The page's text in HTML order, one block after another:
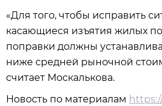
«Для того, чтобы исправить
касающиеся изъятия жилых
поправки должны
ниже средней рыночной
считает Москалькова.
Новость по материалам